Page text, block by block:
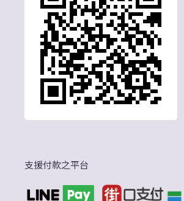
支援付款之平台